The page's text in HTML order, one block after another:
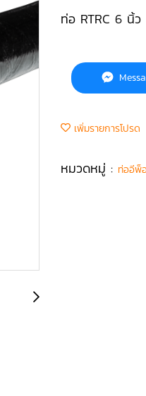
ท่อ RTRC 6 นิ้ว
เพิ่มรายการโปรด
หมวดหมู่ : ท่ออีพ็